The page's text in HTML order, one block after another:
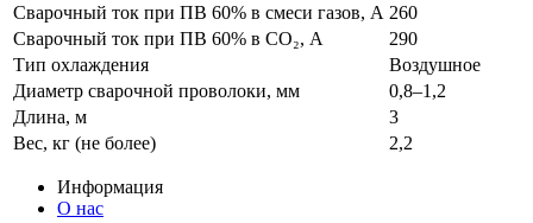
Сварочный ток при ПВ 60% в смеси газов, А 260
Сварочный ток при ПВ 60% в CO₂, А
290
Тип охлаждения
Воздушное
Диаметр сварочной проволоки, мм
0,8–1,2
Длина, м
3
Вес, кг (не более)
2,2
Информация
О нас